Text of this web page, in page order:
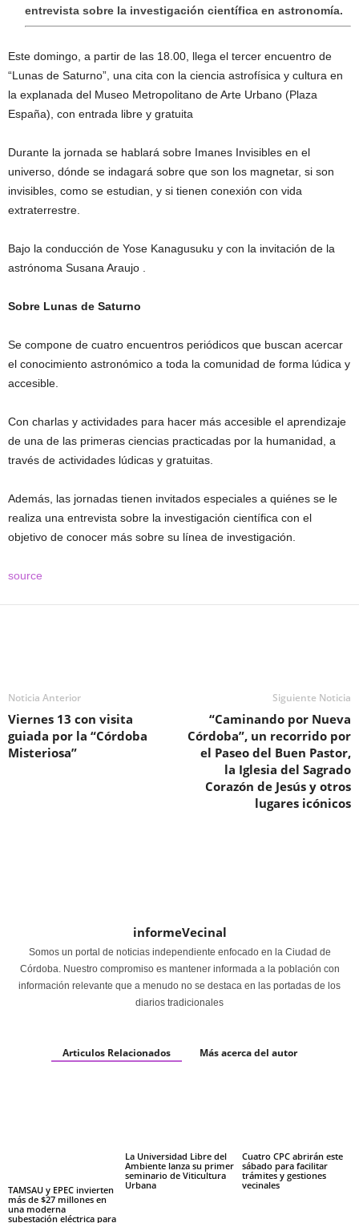
entrevista sobre la investigación científica en astronomía.
Este domingo, a partir de las 18.00, llega el tercer encuentro de
“Lunas de Saturno”, una cita con la ciencia astrofísica y cultura en
la explanada del Museo Metropolitano de Arte Urbano (Plaza
España), con entrada libre y gratuita
Durante la jornada se hablará sobre Imanes Invisibles en el
universo, dónde se indagará sobre que son los magnetar, si son
invisibles, como se estudian, y si tienen conexión con vida
extraterrestre.
Bajo la conducción de Yose Kanagusuku y con la invitación de la
astrónoma Susana Araujo .
Sobre Lunas de Saturno
Se compone de cuatro encuentros periódicos que buscan acercar
el conocimiento astronómico a toda la comunidad de forma lúdica y
accesible.
Con charlas y actividades para hacer más accesible el aprendizaje
de una de las primeras ciencias practicadas por la humanidad, a
través de actividades lúdicas y gratuitas.
Además, las jornadas tienen invitados especiales a quiénes se le
realiza una entrevista sobre la investigación científica con el
objetivo de conocer más sobre su línea de investigación.
source
Noticia Anterior
Viernes 13 con visita
guiada por la “Córdoba
Misteriosa”
Siguiente Noticia
“Caminando por Nueva
Córdoba”, un recorrido por
el Paseo del Buen Pastor,
la Iglesia del Sagrado
Corazón de Jesús y otros
lugares icónicos
informeVecinal
Somos un portal de noticias independiente enfocado en la Ciudad de
Córdoba. Nuestro compromiso es mantener informada a la población con
información relevante que a menudo no se destaca en las portadas de los
diarios tradicionales
Articulos Relacionados Más acerca del autor
TAMSAU y EPEC invierten
más de $27 millones en
una moderna
subestación eléctrica para
La Universidad Libre del
Ambiente lanza su primer
seminario de Viticultura
Urbana
Cuatro CPC abrirán este
sábado para facilitar
trámites y gestiones
vecinales